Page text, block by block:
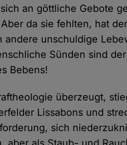
an göttliche Gebote
da sie fehlten, hat
andere unschuldige
Sünden sind
Bebens!
überzeugt,
Lissabons und
sich